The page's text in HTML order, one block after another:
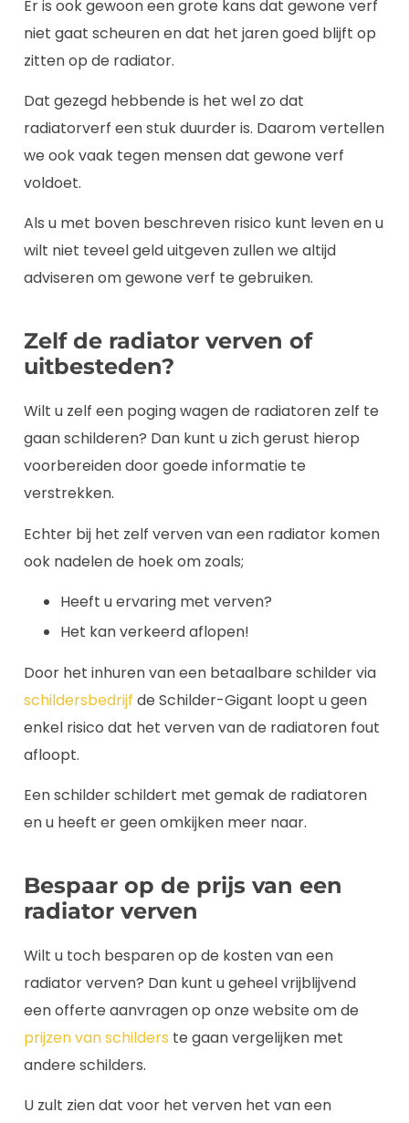
Er is ook gewoon een grote kans dat gewone verf
niet gaat scheuren en dat het jaren goed blijft op
zitten op de radiator.
Dat gezegd hebbende is het wel zo dat
radiatorverf een stuk duurder is. Daarom vertellen
we ook vaak tegen mensen dat gewone verf
voldoet.
Als u met boven beschreven risico kunt leven en u
wilt niet teveel geld uitgeven zullen we altijd
adviseren om gewone verf te gebruiken.
Zelf de radiator verven of
uitbesteden?
Wilt u zelf een poging wagen de radiatoren zelf te
gaan schilderen? Dan kunt u zich gerust hierop
voorbereiden door goede informatie te
verstrekken.
Echter bij het zelf verven van een radiator komen
ook nadelen de hoek om zoals;
Heeft u ervaring met verven?
Het kan verkeerd aflopen!
Door het inhuren van een betaalbare schilder via
schildersbedrijf de Schilder-Gigant loopt u geen
enkel risico dat het verven van de radiatoren fout
afloopt.
Een schilder schildert met gemak de radiatoren
en u heeft er geen omkijken meer naar.
Bespaar op de prijs van een
radiator verven
Wilt u toch besparen op de kosten van een
radiator verven? Dan kunt u geheel vrijblijvend
een offerte aanvragen op onze website om de
prijzen van schilders te gaan vergelijken met
andere schilders.
U zult zien dat voor het verven het van een